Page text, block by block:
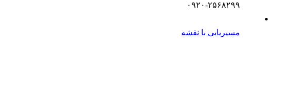
۰۹۲۰-۲۵۶۸۲۹۹
مسیریابی با نقشه